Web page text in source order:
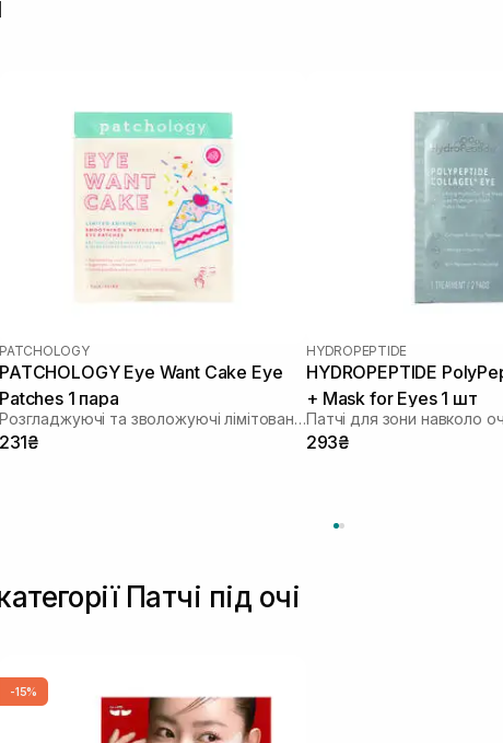
PATCHOLOGY
PATCHOLOGY Eye Want Cake Eye
Patches 1 пара
Розгладжуючі та зволожуючі лімітовані патчі
231₴
HYDROPEPTIDE
HYDROPEPTIDE
+ Mask for Eyes 1 шт
Патчі для зони навколо
293₴
Патчі під очі
-15%